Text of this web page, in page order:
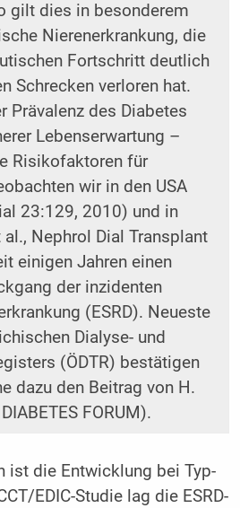
gilt dies in besonderem
Nierenerkrankung, die
Fortschritt deutlich
Schrecken verloren hat.
Prävalenz des Diabetes
Lebenserwartung –
Risikofaktoren für
wir in den USA
23:129, 2010) und in
al., Nephrol Dial Transplant
einigen Jahren einen
der inzidenten
(ESRD). Neueste
Dialyse- und
(ÖDTR) bestätigen
dazu den Beitrag von H.
FORUM).
ist die Entwicklung bei Typ-
EDIC-Studie lag die ESRD-